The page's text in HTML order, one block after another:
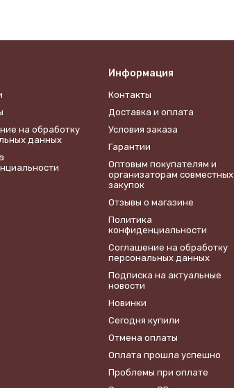
на обработку
данных
Информация
Контакты
Доставка и оплата
Условия заказа
Гарантии
Оптовым покупателям и
организаторам совместных
закупок
Отзывы о магазине
Политика
конфиденциальности
​Соглашение на обработку
персональных данных
Подписка на актуальные
новости
Новинки
Сегодня купили
Отмена оплаты
Оплата прошла успешно
Проблемы при оплате